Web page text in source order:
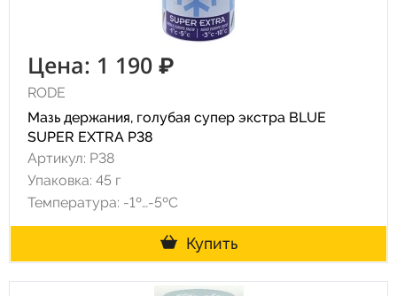
Цена: 1 190 ₽
RODE
Мазь держания, голубая супер экстра BLUE
SUPER EXTRA P38
Артикул: P38
Упаковка: 45 г
Температура: -1º…-5ºC
Купить